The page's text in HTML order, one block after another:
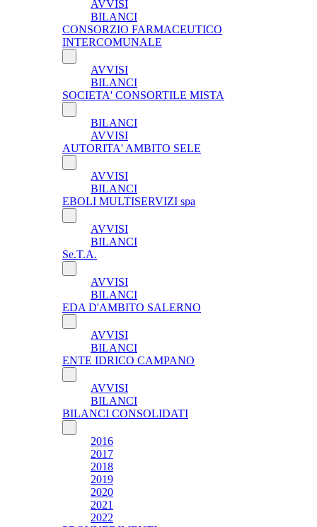
AVVISI
BILANCI
CONSORZIO FARMACEUTICO
INTERCOMUNALE
AVVISI
BILANCI
SOCIETA' CONSORTILE MISTA
BILANCI
AVVISI
AUTORITA' AMBITO SELE
AVVISI
BILANCI
EBOLI MULTISERVIZI spa
AVVISI
BILANCI
Se.T.A.
AVVISI
BILANCI
EDA D'AMBITO SALERNO
AVVISI
BILANCI
ENTE IDRICO CAMPANO
AVVISI
BILANCI
BILANCI CONSOLIDATI
2016
2017
2018
2019
2020
2021
2022